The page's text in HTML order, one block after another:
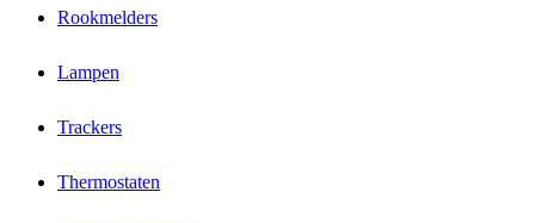
Rookmelders
Lampen
Trackers
Thermostaten